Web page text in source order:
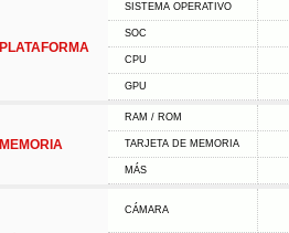
PLATAFORMA
SISTEMA OPERATIVO
SOC
CPU
GPU
MEMORIA
RAM / ROM
TARJETA DE MEMORIA
MÁS
CÁMARA